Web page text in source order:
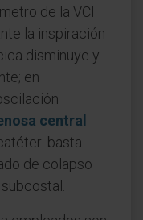
de la VCI
la inspiración
disminuye y
en
central
basta
de colapso